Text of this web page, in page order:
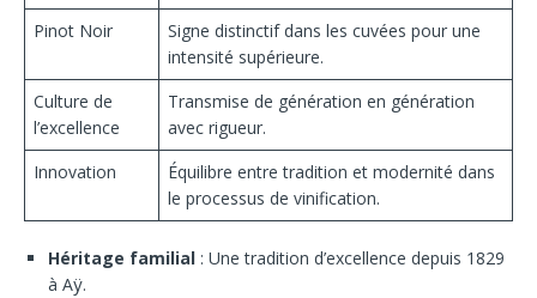
Pinot Noir
Signe distinctif dans les cuvées pour une
intensité supérieure.
Culture de
l’excellence
Transmise de génération en génération
avec rigueur.
Innovation
Équilibre entre tradition et modernité dans
le processus de vinification.
Héritage familial : Une tradition d’excellence depuis 1829
à Aÿ.